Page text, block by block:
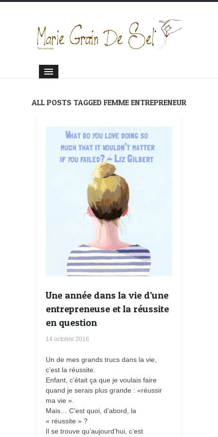
ALL POSTS TAGGED FEMME ENTREPRENEUR
Une année dans la vie d’une
entrepreneuse et la réussite
en question
14 octobre 2016
Un de mes grands trucs dans la vie,
c’est la réussite.
Enfant, c’était ça que je voulais faire
quand je serais plus grande : «réussir
ma vie ».
Mais… C’est quoi, d’abord, la
« réussite » ?
Il se trouve qu’aujourd’hui, c’est